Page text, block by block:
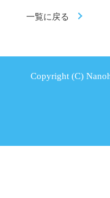
一覧に戻る
Copyright (C)